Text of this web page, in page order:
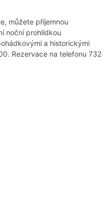
můžete příjemnou
noční prohlídkou
a historickými
Rezervace na telefonu 732